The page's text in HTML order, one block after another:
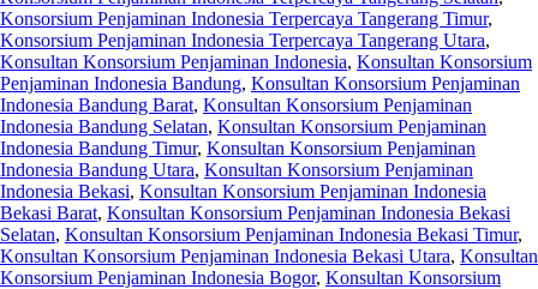
Konsorsium Penjaminan Indonesia Terpercaya Tangerang Timur,
Konsorsium Penjaminan Indonesia Terpercaya Tangerang Utara,
Konsultan Konsorsium Penjaminan Indonesia, Konsultan Konsorsium
Penjaminan Indonesia Bandung, Konsultan Konsorsium Penjaminan
Indonesia Bandung Barat, Konsultan Konsorsium Penjaminan
Indonesia Bandung Selatan, Konsultan Konsorsium Penjaminan
Indonesia Bandung Timur, Konsultan Konsorsium Penjaminan
Indonesia Bandung Utara, Konsultan Konsorsium Penjaminan
Indonesia Bekasi, Konsultan Konsorsium Penjaminan Indonesia
Bekasi Barat, Konsultan Konsorsium Penjaminan Indonesia Bekasi
Selatan, Konsultan Konsorsium Penjaminan Indonesia Bekasi Timur,
Konsultan Konsorsium Penjaminan Indonesia Bekasi Utara, Konsultan
Konsorsium Penjaminan Indonesia Bogor, Konsultan Konsorsium